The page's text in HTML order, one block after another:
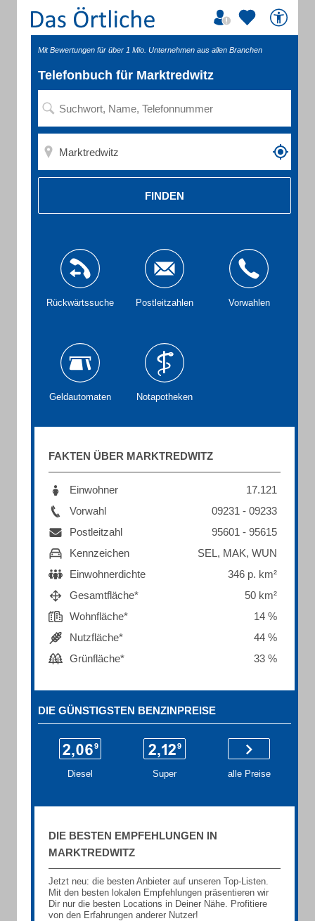
Mit Bewertungen für über 1 Mio. Unternehmen aus allen Branchen
Telefonbuch für Marktredwitz
FINDEN
Rückwärtssuche Postleitzahlen Vorwahlen
Geldautomaten Notapotheken
FAKTEN ÜBER MARKTREDWITZ
Einwohner
17.121
Vorwahl
09231 - 09233
Postleitzahl
95601 - 95615
Kennzeichen
SEL, MAK, WUN
Einwohnerdichte
346 p. km²
Gesamtfläche*
50 km²
Wohnfläche*
14 %
Nutzfläche*
44 %
Grünfläche*
33 %
DIE GÜNSTIGSTEN BENZINPREISE
Diesel Super alle Preise
DIE BESTEN EMPFEHLUNGEN IN
MARKTREDWITZ
Jetzt neu: die besten Anbieter auf unseren Top-Listen.
Mit den besten lokalen Empfehlungen präsentieren wir
Dir nur die besten Locations in Deiner Nähe. Profitiere
von den Erfahrungen anderer Nutzer!